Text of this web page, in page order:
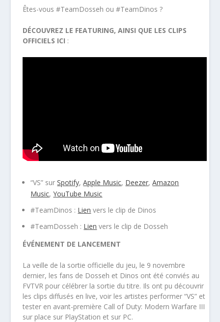
Êtes-vous #TeamDosseh ou #TeamDinos ?
DÉCOUVREZ LE FEATURING, AINSI QUE LES CLIPS
OFFICIELS ICI :
“VS” surSpotify,Apple Music, Deezer,Amazon
Music,YouTube Music
#TeamDinos : Lien vers le clip de Dinos
#TeamDosseh : Lien vers le clip de Dosseh
ÉVÉNEMENT DE LANCEMENT
La veille de la sortie officielle du jeu, le 9 novembre
dernier, les fans de Dosseh et Dinos ont été conviés au
FVTVR pour célébrer la sortie du titre. Ils ont pu découvrir
les clips diffusés en live, voir les artistes performer “VS” et
tester en avant-première Call of Duty: Modern Warfare III
sur place sur PlayStation et sur PC.